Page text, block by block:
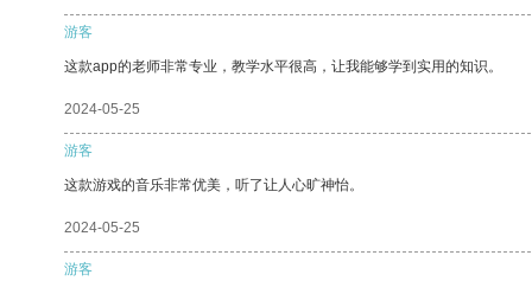
游客
这款app的老师非常专业，教学水平很高，让我能够学到实用的知识。
2024-05-25
游客
这款游戏的音乐非常优美，听了让人心旷神怡。
2024-05-25
游客